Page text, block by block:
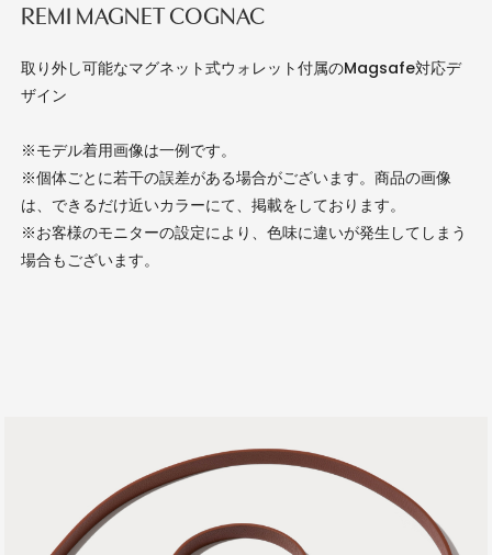
REMI MAGNET COGNAC
取り外し可能なマグネット式ウォレット付属のMagsafe対応デ
ザイン
※モデル着用画像は一例です。
※個体ごとに若干の誤差がある場合がございます。商品の画像
は、できるだけ近いカラーにて、掲載をしております。
※お客様のモニターの設定により、色味に違いが発生してしまう
場合もございます。